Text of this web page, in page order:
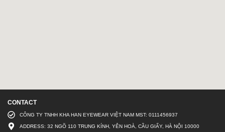
CONTACT
CÔNG TY TNHH KHA HAN EYEWEAR VIỆT NAM MST: 0111456937
ADDRESS: 32 NGÕ 110 TRUNG KÍNH, YÊN HOÀ, CẦU GIẤY, HÀ NỘI 10000